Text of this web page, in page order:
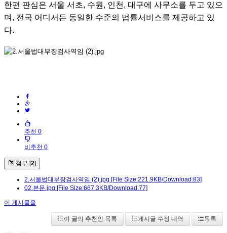
한편 판심은 서울 서초, 수원, 인천, 대구에 사무소를 두고 있으
며, 전국 어디서든 동일한 수준의 법률서비스를 제공하고 있
다.
추천 0
비추천 0
첨부 [2]
2.서울법대부장검사역임 (2).jpg [File Size:221.9KB/Download:83]
02.본문.jpg [File Size:667.3KB/Download:77]
이 게시물을
이 글의 추천인 목록 게시글 수정 내역 목록